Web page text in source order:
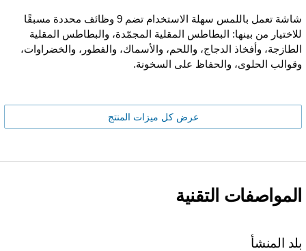
شاشة تعمل باللمس سهلة الاستخدام تضم 9 وظائف محددة مسبقًا
للاختيار من بينها: البطاطس المقلية المجمّدة، والبطاطس المقلية
الطازجة، وأفخاذ الدجاج، واللحم، والأسماك، والفطور، والخضراوات،
وقوالب الحلوى، والحفاظ على السخونة.
عرض كل ميزات المنتج
المواصفات التقنية
بلد المنشأ